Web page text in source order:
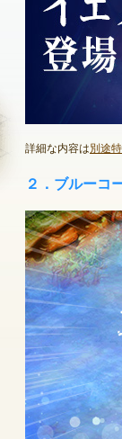
メンテナンス
ゲームダウンロード
詳細な内容は別途
２．ブルーコ